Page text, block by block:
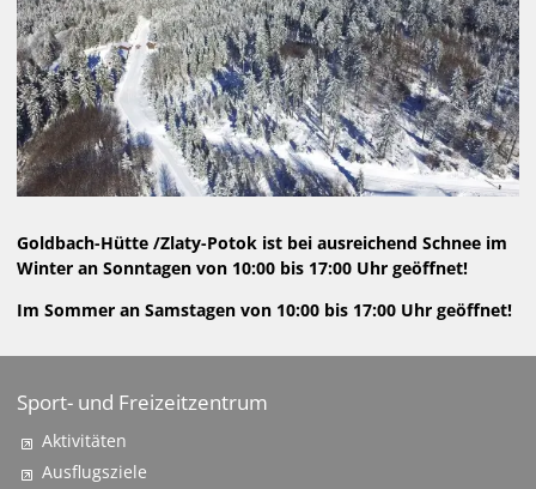
SLZ-App
Mitglied werden
WEBCAM
LOIPEN
VERANSTALTUNGEN
SKIVERLEIH / BIATHLON
Goldbach-Hütte /Zlaty-Potok ist bei ausreichend Schnee im
Winter an Sonntagen von 10:00 bis 17:00 Uhr geöffnet!
Im Sommer an Samstagen von 10:00 bis 17:00 Uhr geöffnet!
Sport- und Freizeitzentrum
Aktivitäten
Ausflugsziele